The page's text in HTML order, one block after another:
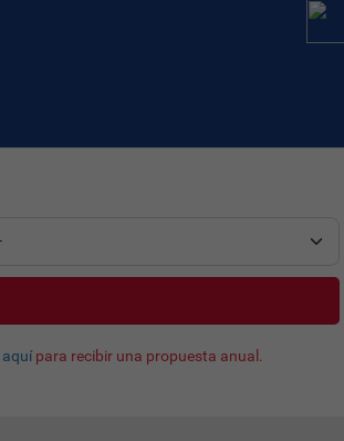
aquípara recibir una propuesta anual.